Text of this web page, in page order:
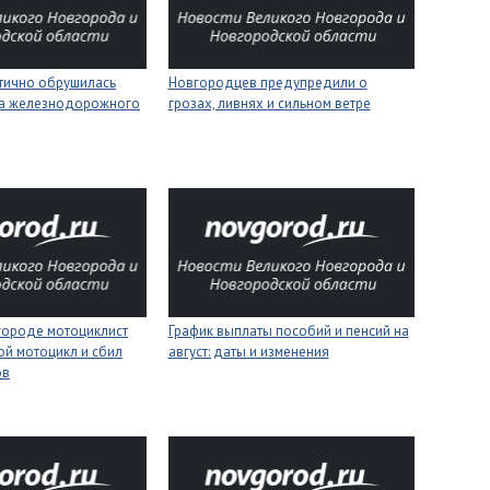
обрушилась
железнодорожного
Новгородцев предупредили о
грозах, ливнях и сильном ветре
мотоциклист
мотоцикл и сбил
График выплаты пособий и пенсий на
август: даты и изменения